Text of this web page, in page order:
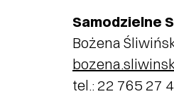
Samodzielne
Bożena
tel.: 22 765 27